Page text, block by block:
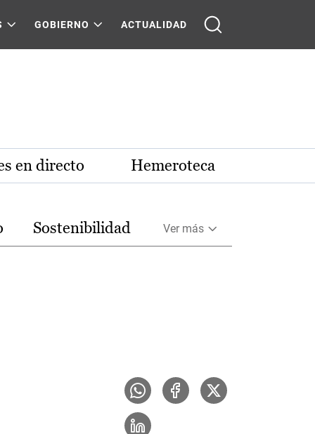
GOBIERNO ACTUALIDAD
en directo Hemeroteca
Sostenibilidad Ver más